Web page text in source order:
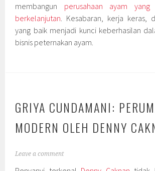
membangun perusahaan ayam
berkelanjutan . Kesabaran, kerja keras,
yang baik menjadi kunci keberhasilan
bisnis peternakan ayam.
GRIYA CUNDAMANI:
MODERN OLEH DENNY
Leave a comment